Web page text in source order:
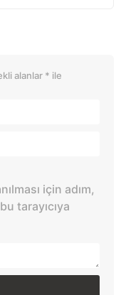
alanlar * ile
için adım,
tarayıcıya